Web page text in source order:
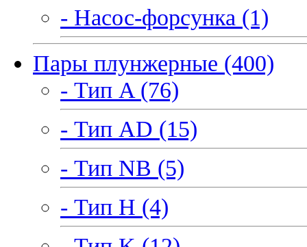
- Насос-форсунка (1)
Пары плунжерные (400)
- Тип A (76)
- Тип AD (15)
- Тип NB (5)
- Тип H (4)